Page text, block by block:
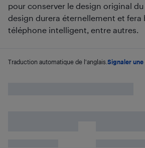
pour conserver le design original
design durera éternellement et fera
téléphone intelligent, entre autres.
Traduction automatique de l'anglais. Signaler